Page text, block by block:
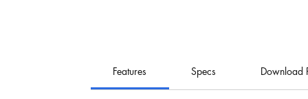
Features Specs Download